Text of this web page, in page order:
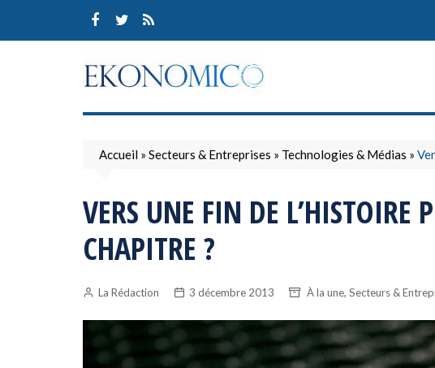
content
Accueil » Secteurs & Entreprises » Technologies & Médias »
VERS UNE FIN DE L’HISTOIRE
CHAPITRE ?
La Rédaction 3 décembre 2013 À la une, Secteurs &